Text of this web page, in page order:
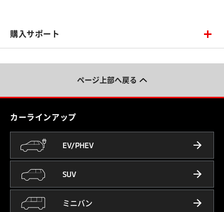
購入サポート
ページ上部へ戻る
カーラインアップ
EV/PHEV
SUV
ミニバン